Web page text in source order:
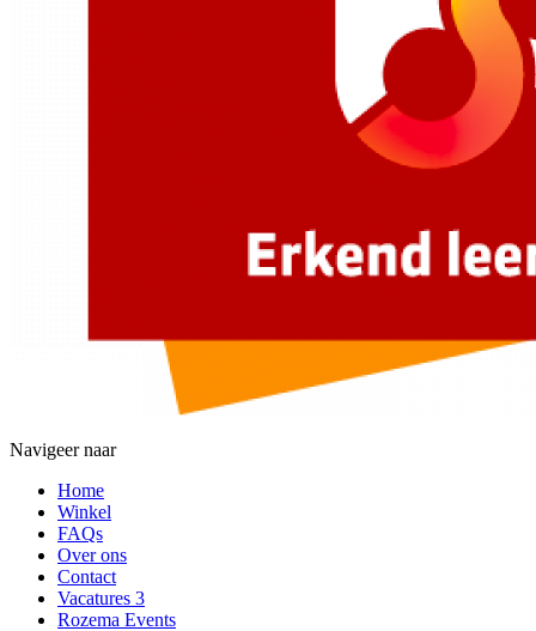
Navigeer naar
Home
Winkel
FAQs
Over ons
Contact
Vacatures 3
Rozema Events